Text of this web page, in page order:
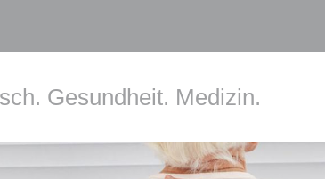
Gesundheit. Medizin.